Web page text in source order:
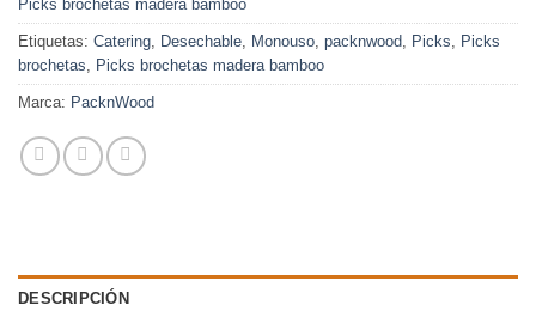
Picks brochetas madera bamboo
Etiquetas: Catering, Desechable, Monouso, packnwood, Picks, Picks
brochetas, Picks brochetas madera bamboo
Marca: PacknWood
DESCRIPCIÓN